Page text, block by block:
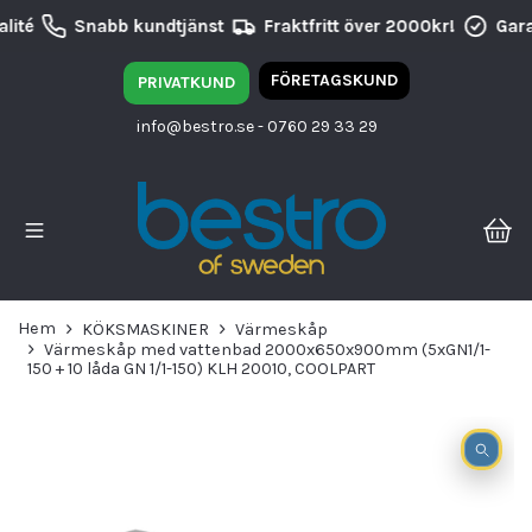
Snabb kundtjänst Fraktfritt över 2000kr!
PRIVATKUND FÖRETAGSKUND
info@bestro.se- 0760 29 33 29
Hem KÖKSMASKINER
Värmeskåp
Värmeskåp med vattenbad 2000x650x900mm (5xGN1/1-
150 + 10 låda GN 1/1-150) KLH 20010, COOLPART